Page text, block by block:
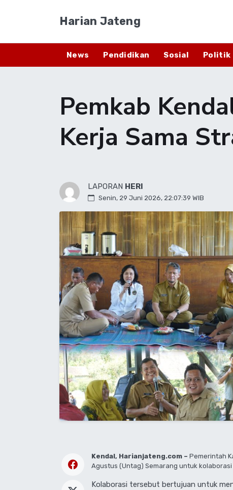
Harian Jateng
News Pendidikan Sosial Politik
​Pemkab
Kerja Sama
LAPORAN HERI
Senin, 29 Juni 2026, 22:07:39 WIB
Kendal, Harianjateng.com –Pemerintah
Agustus (Untag) Semarang untuk
Kolaborasi tersebut bertujuan untuk